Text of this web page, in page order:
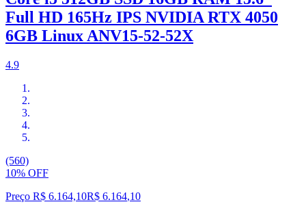
Full HD 165Hz IPS NVIDIA RTX 4050
6GB Linux ANV15-52-52X
4.9
(560)
10% OFF
Preço R$ 6.164,10R$ 6.164,10